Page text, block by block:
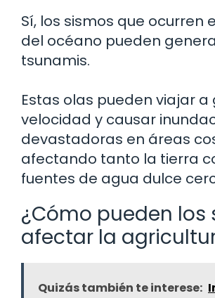
Sí, los sismos que ocurren
del océano pueden
tsunamis.
Estas olas pueden viajar a
velocidad y causar
devastadoras en áreas
afectando tanto la tierra
fuentes de agua dulce
¿Cómo pueden los
afectar la
Quizás también te interese: